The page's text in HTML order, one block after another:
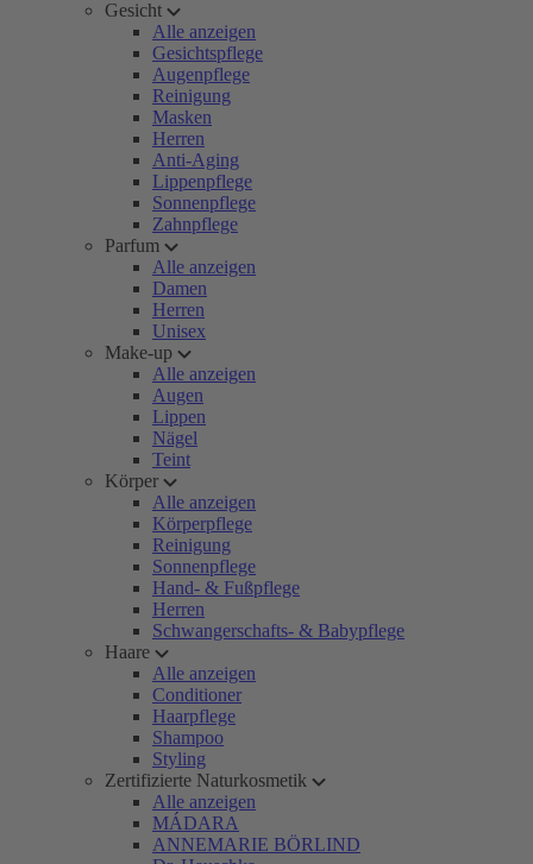
Gesicht
Alle anzeigen
Gesichtspflege
Augenpflege
Reinigung
Masken
Herren
Anti-Aging
Lippenpflege
Sonnenpflege
Zahnpflege
Parfum
Alle anzeigen
Damen
Herren
Unisex
Make-up
Alle anzeigen
Augen
Lippen
Nägel
Teint
Körper
Alle anzeigen
Körperpflege
Reinigung
Sonnenpflege
Hand- & Fußpflege
Herren
Schwangerschafts- & Babypflege
Haare
Alle anzeigen
Conditioner
Haarpflege
Shampoo
Styling
Zertifizierte Naturkosmetik
Alle anzeigen
MÁDARA
ANNEMARIE BÖRLIND